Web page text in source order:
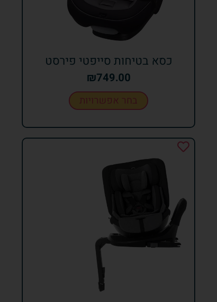
כסא בטיחות סייפטי פירסט
₪749.00
בחר אפשרויות